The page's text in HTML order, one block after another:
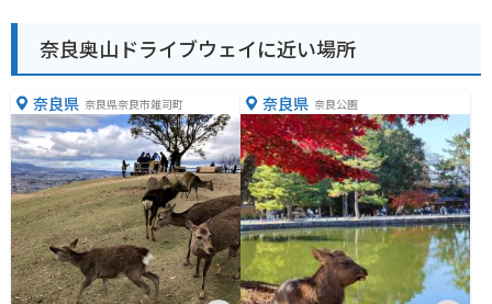
奈良奥山ドライブウェイに近い場所
奈良県 奈良県奈良市雑司町 奈良県 奈良公園